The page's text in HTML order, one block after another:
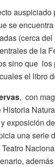
auspiciado
se
(cerca
de la
sino que los
el libro
, con
exposición
una serie